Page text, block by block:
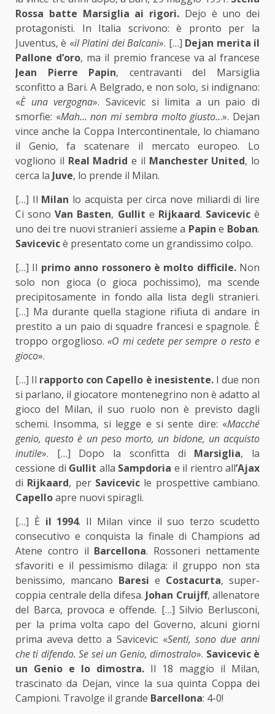
Rossa batte Marsiglia ai rigori. Dejo è uno dei
protagonisti. In Italia scrivono: è pronto per la
Juventus, è «il Platini dei Balcani». […] Dejan merita il
Pallone d’oro, ma il premio francese va al francese
Jean
Pierre Papin, centravanti del Marsiglia
sconfitto a Bari. A Belgrado, e non solo, si indignano:
«È una vergogna». Savicevic si limita a un paio di
smorfie: «Mah… non mi sembra molto giusto...». Dejan
vince anche la Coppa Intercontinentale, lo chiamano
il Genio, fa scatenare il mercato europeo. Lo
vogliono il Real Madrid e il Manchester United, lo
cerca la Juve, lo prende il Milan.
[…] Il Milan lo acquista per circa nove miliardi di lire
Ci sonoVan Basten, Gullit e Rijkaard. Savicevicè
uno dei tre nuovi stranieri assieme a Papin e Boban.
Savicevicè presentato come un grandissimo colpo.
[…] Il primo anno rossonero è molto difficile.Non
solo non gioca (o gioca pochissimo), ma scende
precipitosamente in fondo alla lista degli stranieri.
[…] Ma durante quella stagione rifiuta di andare in
prestito a un paio di squadre francesi e spagnole. È
troppo orgoglioso.«O mi cedete per sempre o resto e
gioco».
[…] Il rapporto con Capello è inesistente.I due non
si parlano, il giocatore montenegrino non è adatto al
gioco del Milan, il suo ruolo non è previsto dagli
schemi. Insomma, si legge e si sente dire: «Macché
genio, questo è un peso morto, un bidone, un acquisto
inutile». […] Dopo la sconfitta di Marsiglia, la
cessione di Gullit alla Sampdoria e il rientro all’Ajax
di Rijkaard, per Savicevic le prospettive cambiano.
Capelloapre nuovi spiragli.
[…] È il 1994. Il Milan vince il suo terzo scudetto
consecutivo e conquista la finale di Champions ad
Atene contro il Barcellona. Rossoneri nettamente
sfavoriti e il pessimismo dilaga: il gruppo non sta
benissimo, mancano Baresi e Costacurta, super-
coppia centrale della difesa. Johan Cruijff, allenatore
del Barca, provoca e offende. […] Silvio Berlusconi,
per la prima volta capo del Governo, alcuni giorni
prima aveva detto a Savicevic: «Senti, sono due anni
che ti difendo. Se sei un Genio, dimostralo». Savicevic è
un Genio e lo dimostra. Il 18 maggio il Milan,
trascinato da Dejan, vince la sua quinta Coppa dei
Campioni. Travolge il grande Barcellona: 4-0!